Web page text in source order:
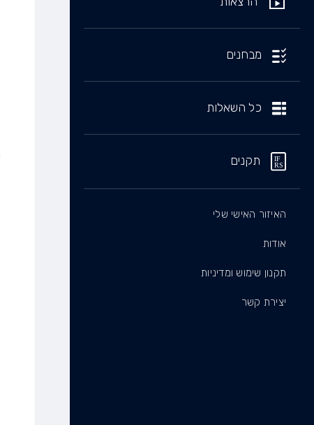
מבחנים
כל השאלות
תקנים
האיזור האישי שלי
אודות
תקנון שימוש ומדיניות
יצירת קשר